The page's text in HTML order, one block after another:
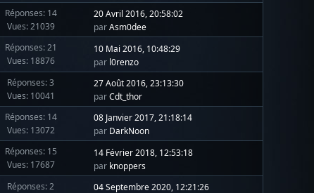
Réponses: 14
Vues: 21039
20 Avril 2016, 20:58:02
parAsm0dee
Réponses: 21
Vues: 18876
10 Mai 2016, 10:48:29
par l0renzo
Réponses: 3
Vues: 10041
27 Août 2016, 23:13:30
parCdt_thor
Réponses: 14
Vues: 13072
08 Janvier 2017, 21:18:14
par DarkNoon
Réponses: 15
Vues: 17687
14 Février 2018, 12:53:18
par knoppers
Réponses: 2 04 Septembre 2020, 12:21:26